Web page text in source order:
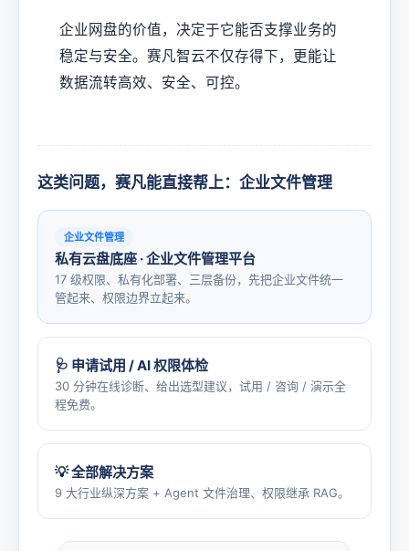
企业网盘的价值，决定于它能否支撑业务的
稳定与安全。赛凡智云不仅存得下，更能让
数据流转高效、安全、可控。
这类问题，赛凡能直接帮上：企业文件管理
企业文件管理
私有云盘底座 · 企业文件管理平台
17 级权限、私有化部署、三层备份，先把企业文件统一
管起来、权限边界立起来。
🩺 申请试用 / AI 权限体检
30 分钟在线诊断、给出选型建议，试用 / 咨询 / 演示全
程免费。
💡 全部解决方案
9 大行业纵深方案 + Agent 文件治理、权限继承 RAG。